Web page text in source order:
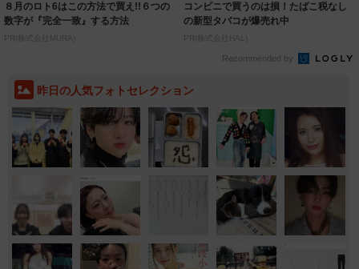
８月のロト6はこの方法で買え!!６つの
数字が『完全一致』する方法
PR(株式会社MURA)
コンビニで買うのは損！たばこ税なし
の新型タバコが爆売れ中
PR(株式会社HAL)
Recommended by
昨日の人気フォトセレクション